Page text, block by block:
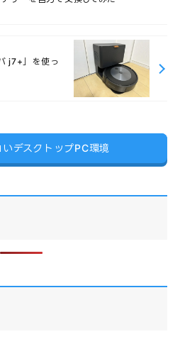
j7+」を使っ
デスクトップPC環境